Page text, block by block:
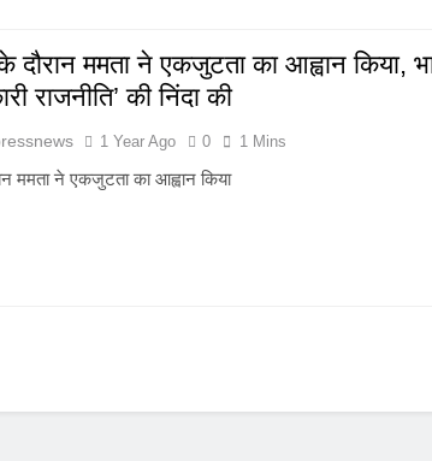
दौरान ममता ने एकजुटता का आह्वान किया,
राजनीति’ की निंदा की
1 Year Ago 0 1 Mins
ममता ने एकजुटता का आह्वान किया